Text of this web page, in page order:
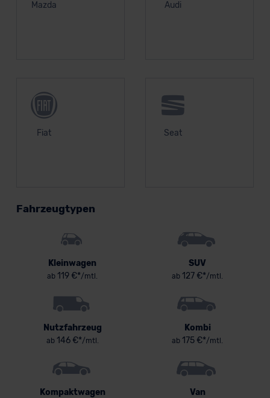
Mazda Audi
Fiat Seat
Fahrzeugtypen
Kleinwagen
ab 119 €*/mtl.
SUV
ab 127 €*/mtl.
Nutzfahrzeug
ab146 €*/mtl.
Kombi
ab 175 €*/mtl.
Kompaktwagen Van